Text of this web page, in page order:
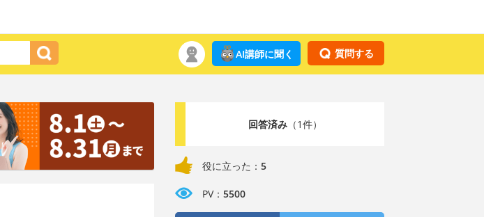
質問する
AI講師に聞く
回答済み（1件）
役に立った： 5
PV： 5500